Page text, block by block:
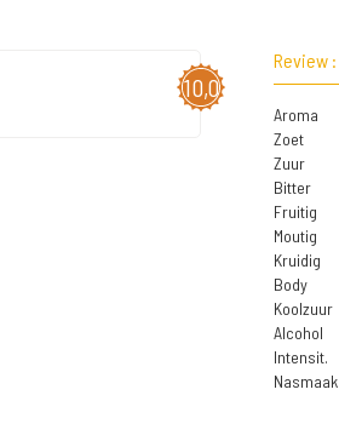
10,0
Review :
Aroma
Zoet
Zuur
Bitter
Fruitig
Moutig
Kruidig
Body
Koolzuur
Alcohol
Intensit.
Nasmaak